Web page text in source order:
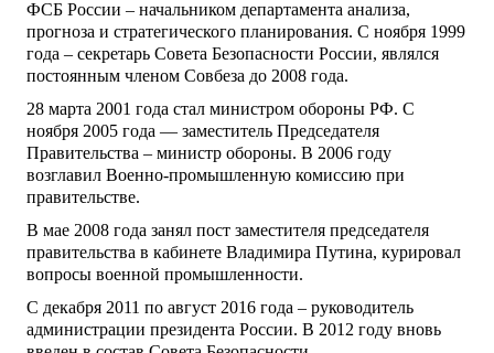
ФСБ России – начальником департамента анализа,
прогноза и стратегического планирования. С ноября 1999
года – секретарь Совета Безопасности России, являлся
постоянным членом Совбеза до 2008 года.
28 марта 2001 года стал министром обороны РФ. С
ноября 2005 года — заместитель Председателя
Правительства – министр обороны. В 2006 году
возглавил Военно-промышленную комиссию при
правительстве.
В мае 2008 года занял пост заместителя председателя
правительства в кабинете Владимира Путина, курировал
вопросы военной промышленности.
С декабря 2011 по август 2016 года – руководитель
администрации президента России. В 2012 году вновь